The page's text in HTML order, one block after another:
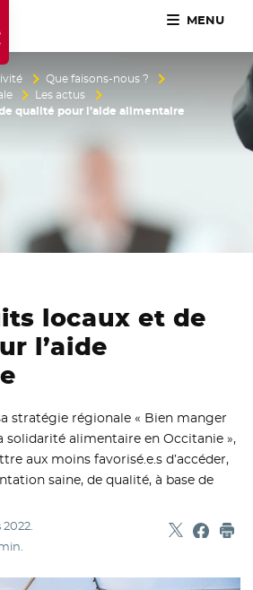
Occitanie / Pyrénées-Méditerranée
MENU
Que faisons-nous ?
Les actus
qualité pour l’aide alimentaire
locaux et de
l’aide
stratégie régionale « Bien manger
solidarité alimentaire en Occitanie »,
aux moins favorisé.e.s d’accéder,
saine, de qualité, à base de
2022.
Partager
- Nouvelle
-